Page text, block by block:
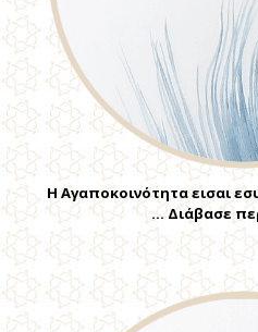
Η Αγαποκοινότητα εισαι
… Διάβασε